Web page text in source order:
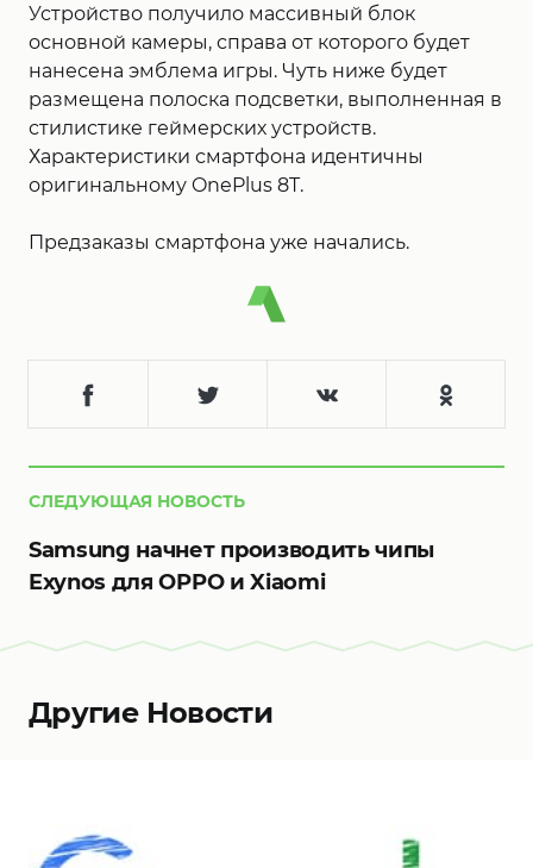
Устройство получило массивный блок
основной камеры, справа от которого будет
нанесена эмблема игры. Чуть ниже будет
размещена полоска подсветки, выполненная в
стилистике геймерских устройств.
Характеристики смартфона идентичны
оригинальному OnePlus 8T.
Предзаказы смартфона уже начались.
СЛЕДУЮЩАЯ НОВОСТЬ
Samsung начнет производить чипы
Exynos для OPPO и Xiaomi
Другие Новости